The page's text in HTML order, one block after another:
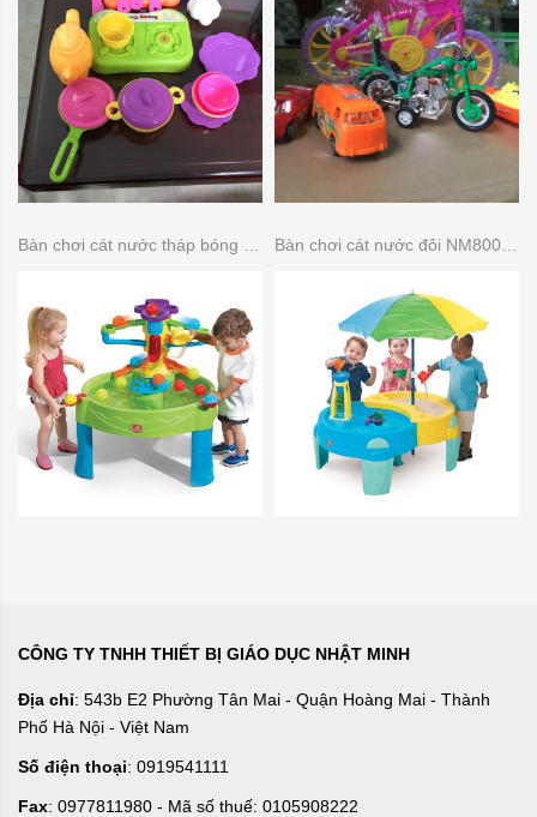
CÔNG TY TNHH THIẾT BỊ GIÁO DỤC NHẬT MINH
Địa chỉ: 543b E2 Phường Tân Mai - Quận Hoàng Mai - Thành
Phố Hà Nội - Việt Nam
Số điện thoại: 0919541111
Fax: 0977811980 - Mã số thuế: 0105908222